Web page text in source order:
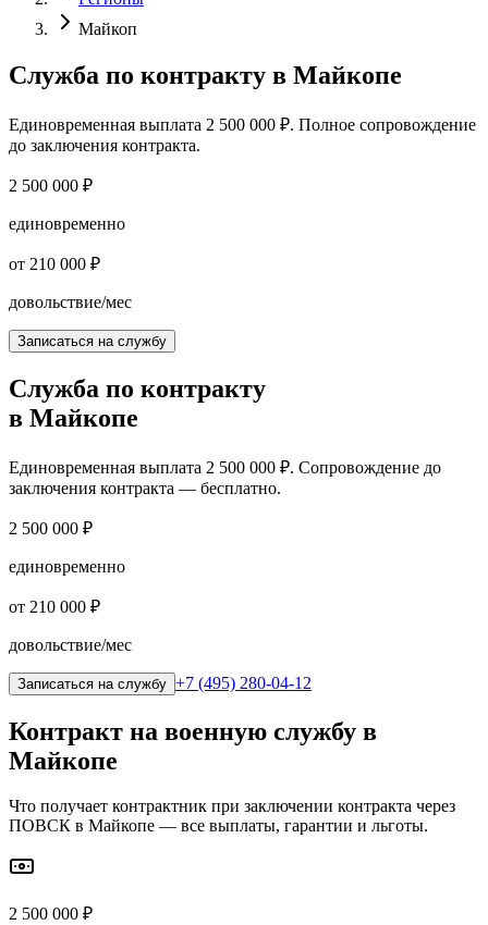
Майкоп
Служба по контракту в Майкопе
Единовременная выплата 2 500 000 ₽. Полное сопровождение
до заключения контракта.
2 500 000 ₽
единовременно
от 210 000 ₽
довольствие/мес
Записаться на службу
Служба по контракту
в Майкопе
Единовременная выплата 2 500 000 ₽. Сопровождение до
заключения контракта — бесплатно.
2 500 000 ₽
единовременно
от 210 000 ₽
довольствие/мес
Записаться на службу +7 (495) 280-04-12
Контракт на военную службу в
Майкопе
Что получает контрактник при заключении контракта через
ПОВСК в Майкопе — все выплаты, гарантии и льготы.
2 500 000 ₽